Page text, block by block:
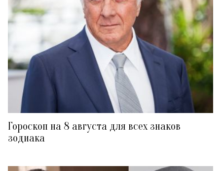
Гороскоп на 8 августа для всех знаков
зодиака